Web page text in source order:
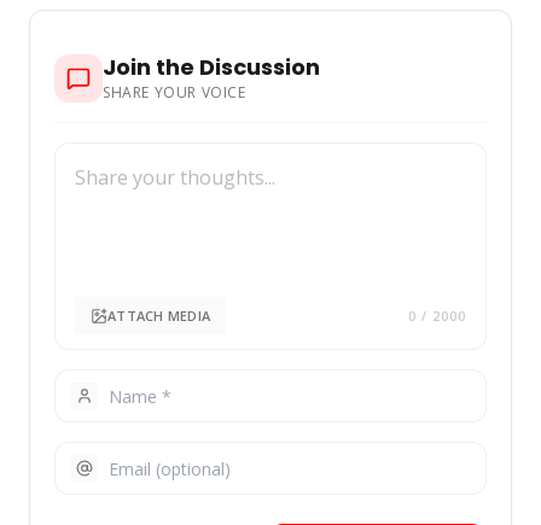
Join the Discussion
SHARE YOUR VOICE
ATTACH MEDIA 0 / 2000